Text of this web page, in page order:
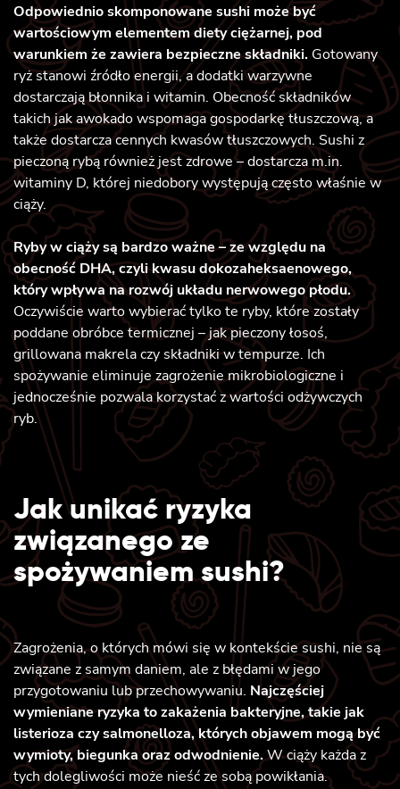
Odpowiednio skomponowane sushi może być
wartościowym elementem diety ciężarnej, pod
warunkiem że zawiera bezpieczne składniki. Gotowany
ryż stanowi źródło energii, a dodatki warzywne
dostarczają błonnika i witamin. Obecność składników
takich jak awokado wspomaga gospodarkę tłuszczową, a
także dostarcza cennych kwasów tłuszczowych. Sushi z
pieczoną rybą również jest zdrowe – dostarcza m.in.
witaminy D, której niedobory występują często właśnie w
ciąży.
Ryby w ciąży są bardzo ważne – ze względu na
obecność DHA, czyli kwasu dokozaheksaenowego,
który wpływa na rozwój układu nerwowego płodu.
Oczywiście warto wybierać tylko te ryby, które zostały
poddane obróbce termicznej – jak pieczony łosoś,
grillowana makrela czy składniki w tempurze. Ich
spożywanie eliminuje zagrożenie mikrobiologiczne i
jednocześnie pozwala korzystać z wartości odżywczych
ryb.
Jak unikać ryzyka
związanego ze
spożywaniem sushi?
Zagrożenia, o których mówi się w kontekście sushi, nie są
związane z samym daniem, ale z błędami w jego
przygotowaniu lub przechowywaniu. Najczęściej
wymieniane ryzyka to zakażenia bakteryjne, takie jak
listerioza czy salmonelloza, których objawem mogą być
wymioty, biegunka oraz odwodnienie.W ciąży każda z
tych dolegliwości może nieść ze sobą powikłania.